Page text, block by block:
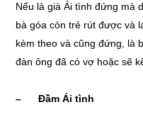
Nếu là già Ái tình đứng mà
bà góa còn trẻ rút được và
kèm theo và cũng đứng, là
đàn ông đã có vợ hoặc sẽ
– Đầm Ái tình